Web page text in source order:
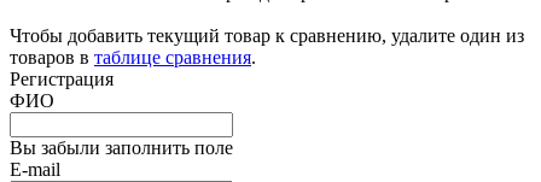
Чтобы добавить текущий товар к сравнению, удалите один из
товаров в таблице сравнения.
Регистрация
ФИО
Вы забыли заполнить поле
E-mail